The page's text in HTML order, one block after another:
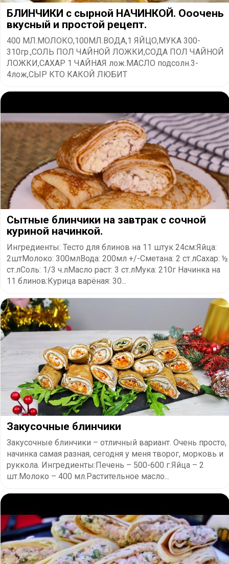
БЛИНЧИКИ с сырной НАЧИНКОЙ. Ооочень
вкусный и простой рецепт.
400 МЛ.МОЛОКО,100МЛ.ВОДА,1 ЯЙЦО,МУКА 300-
310гр.,СОЛЬ ПОЛ ЧАЙНОЙ ЛОЖКИ,СОДА ПОЛ ЧАЙНОЙ
ЛОЖКИ,САХАР 1 ЧАЙНАЯ лож.МАСЛО подсолн.3-
4лож,СЫР КТО КАКОЙ ЛЮБИТ
Сытные блинчики на завтрак с сочной
куриной начинкой.
Ингредиенты: Тесто для блинов на 11 штук 24см:Яйца:
2штМолоко: 300млВода: 200мл +/-Сметана: 2 ст.лСахар: ½
ст.лСоль: 1/3 ч.лМасло раст: 3 ст.лМука: 210г Начинка на
11 блинов:Курица варёная: 30...
Закусочные блинчики
Закусочные блинчики – отличный вариант. Очень просто,
начинка самая разная, сегодня у меня творог, морковь и
руккола. Ингредиенты:Печень – 500-600 г.Яйца – 2
шт.Молоко – 400 мл.Растительное масло...